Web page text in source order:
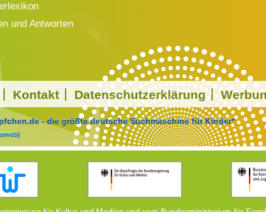
und Antworten
Kontakt Datenschutzerklärung
- die größte deutsche Suchmaschine für Kinder*
)